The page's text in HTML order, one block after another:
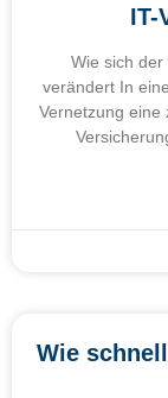
IT-
Wie sich der
verändert In
Vernetzung eine
Wie